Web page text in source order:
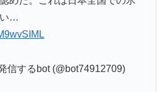
い…
信するbot (@bot74912709)